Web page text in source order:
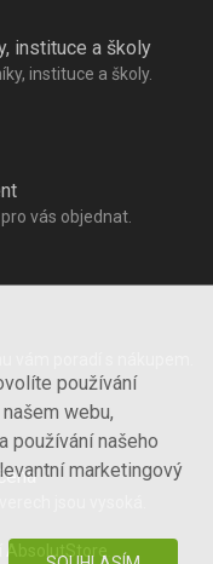
používání
webu,
používání našeho
marketingový
instituce a školy
instituce a školy.
vás objednat.
jsou vysoká.